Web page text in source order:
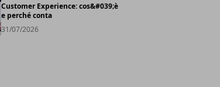
Customer Experience: cos&#039;è
e perché conta
31/07/2026